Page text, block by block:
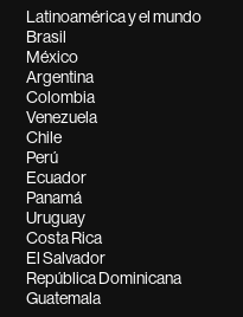
Latinoamérica y el mundo
Brasil
México
Argentina
Colombia
Venezuela
Chile
Perú
Ecuador
Panamá
Uruguay
Costa Rica
El Salvador
República Dominicana
Guatemala